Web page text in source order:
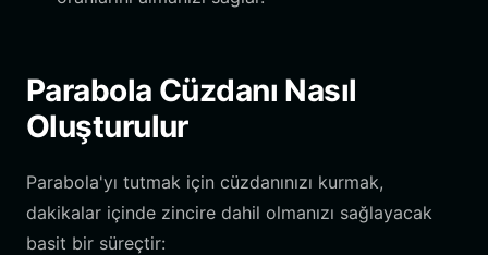
Parabola Cüzdanı Nasıl
Oluşturulur
Parabola'yı tutmak için cüzdanınızı kurmak,
dakikalar içinde zincire dahil olmanızı sağlayacak
basit bir süreçtir: